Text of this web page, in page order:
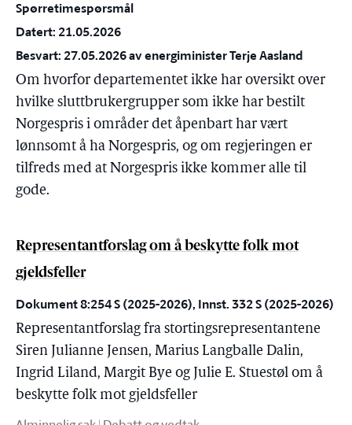
Spørretimespørsmål
Datert: 21.05.2026
Besvart: 27.05.2026 av energiminister Terje Aasland
Om hvorfor departementet ikke har oversikt over
hvilke sluttbrukergrupper som ikke har bestilt
Norgespris i områder det åpenbart har vært
lønnsomt å ha Norgespris, og om regjeringen er
tilfreds med at Norgespris ikke kommer alle til
gode.
Representantforslag om å beskytte folk mot
gjeldsfeller
Dokument 8:254 S (2025-2026), Innst. 332 S (2025-2026)
Representantforslag fra stortingsrepresentantene
Siren Julianne Jensen, Marius Langballe Dalin,
Ingrid Liland, Margit Bye og Julie E. Stuestøl om å
beskytte folk mot gjeldsfeller